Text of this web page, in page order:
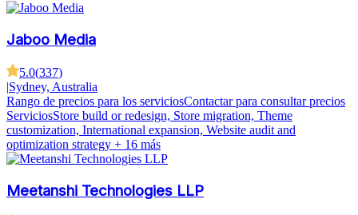
Jaboo Media
5.0(337)
|Sydney, Australia
Rango de precios para los serviciosContactar para consultar precios
ServiciosStore build or redesign, Store migration, Theme
customization, International expansion, Website audit and
optimization strategy + 16 más
Meetanshi Technologies LLP